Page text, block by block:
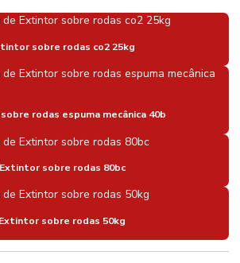
sobre rodas co2 25kg
rodas espuma mecânica 40b
Extintor sobre rodas 80bc
Extintor sobre rodas 50kg